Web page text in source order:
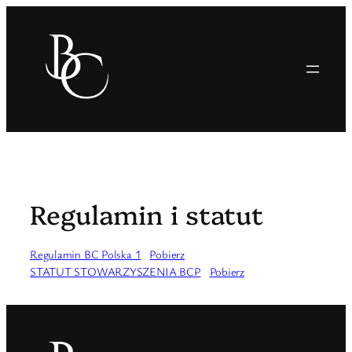
Regulamin i statut
Regulamin BC Polska 1
Pobierz
STATUT STOWARZYSZENIA BCP
Pobierz